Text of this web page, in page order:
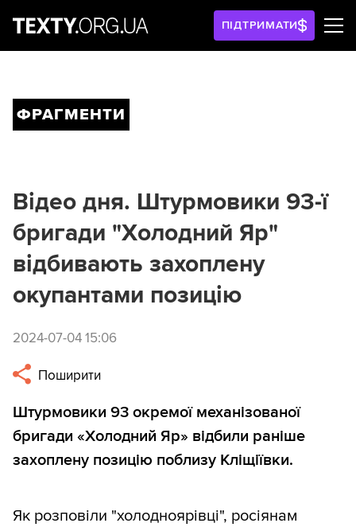
ПІДТРИМАТИ
ФРАГМЕНТИ
Відео дня. Штурмовики 93-ї
бригади "Холодний Яр"
відбивають захоплену
окупантами позицію
2024-07-04 15:06
Поширити
Штурмовики 93 окремої механізованої
бригади «Холодний Яр» відбили раніше
захоплену позицію поблизу Кліщіївки.
Як розповіли "холодноярівці", росіянам